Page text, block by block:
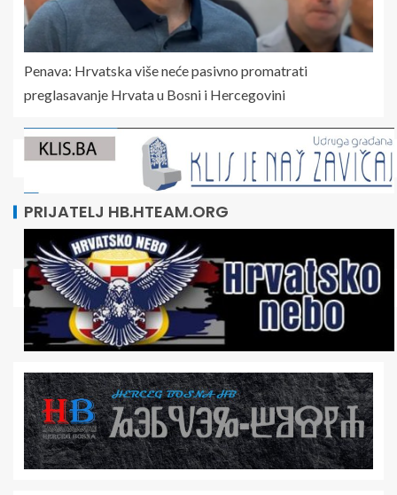
Penava: Hrvatska više neće pasivno promatrati
preglasavanje Hrvata u Bosni i Hercegovini
PRIJATELJ HB.HTEAM.ORG